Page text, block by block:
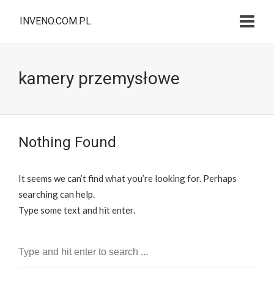
INVENO.COM.PL
kamery przemysłowe
Nothing Found
It seems we can’t find what you’re looking for. Perhaps
searching can help.
Type some text and hit enter.